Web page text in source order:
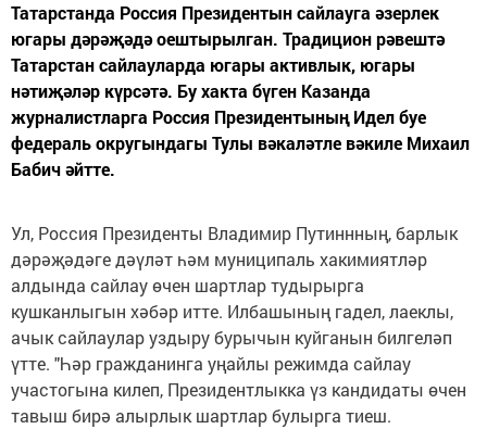
Татарстанда Россия Президентын сайлауга әзерлек
югары дәрәҗәдә оештырылган. Традицион рәвештә
Татарстан сайлауларда югары активлык, югары
нәтиҗәләр күрсәтә. Бу хакта бүген Казанда
журналистларга Россия Президентының Идел буе
федераль округындагы Тулы вәкаләтле вәкиле Михаил
Бабич әйтте.
Ул, Россия Президенты Владимир Путиннның, барлык
дәрәҗәдәге дәүләт һәм муниципаль хакимиятләр
алдында сайлау өчен шартлар тудырырга
кушканлыгын хәбәр итте. Илбашының гадел, лаеклы,
ачык сайлаулар уздыру бурычын куйганын билгеләп
үтте. "Һәр гражданинга уңайлы режимда сайлау
участогына килеп, Президентлыкка үз кандидаты өчен
тавыш бирә алырлык шартлар булырга тиеш.